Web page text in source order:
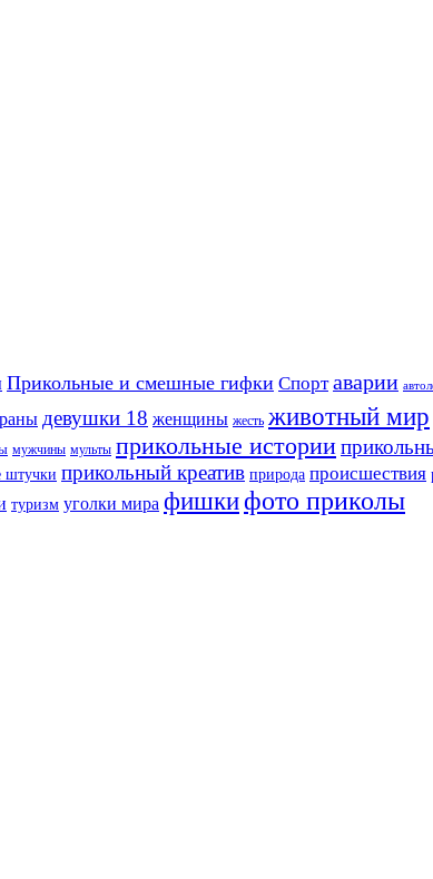
Прикольные и смешные гифки Спорт аварии
девушки 18 женщины жесть животный мир
мужчины мульты прикольные истории
штучки прикольный креатив природа происшествия
туризм уголки мира фишкифото приколы